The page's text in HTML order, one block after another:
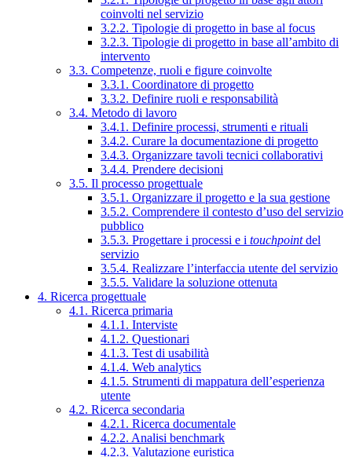
coinvolti nel servizio
3.2.2. Tipologie di progetto in base al focus
3.2.3. Tipologie di progetto in base all’ambito di
intervento
3.3. Competenze, ruoli e figure coinvolte
3.3.1. Coordinatore di progetto
3.3.2. Definire ruoli e responsabilità
3.4. Metodo di lavoro
3.4.1. Definire processi, strumenti e rituali
3.4.2. Curare la documentazione di progetto
3.4.3. Organizzare tavoli tecnici collaborativi
3.4.4. Prendere decisioni
3.5. Il processo progettuale
3.5.1. Organizzare il progetto e la sua gestione
3.5.2. Comprendere il contesto d’uso del servizio
pubblico
3.5.3. Progettare i processi e i touchpointdel
servizio
3.5.4. Realizzare l’interfaccia utente del servizio
3.5.5. Validare la soluzione ottenuta
4. Ricerca progettuale
4.1. Ricerca primaria
4.1.1. Interviste
4.1.2. Questionari
4.1.3. Test di usabilità
4.1.4. Web analytics
4.1.5. Strumenti di mappatura dell’esperienza
utente
4.2. Ricerca secondaria
4.2.1. Ricerca documentale
4.2.2. Analisi benchmark
4.2.3. Valutazione euristica